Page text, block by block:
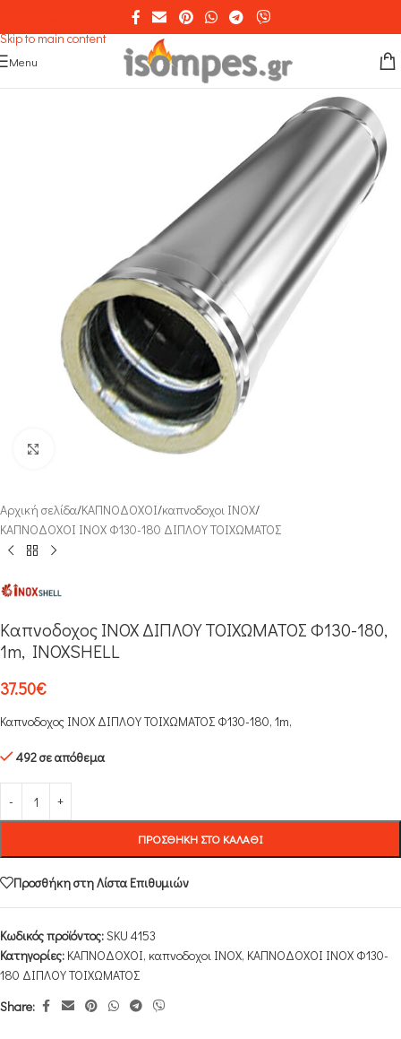
Skip to main content
Menu
Αρχική σελίδα/ΚΑΠΝΟΔΟΧΟΙ/καπνοδοχοι INOX/
ΚΑΠΝΟΔΟΧΟΙ ΙΝΟΧ Φ130-180 ΔΙΠΛΟΥ ΤΟΙΧΩΜΑΤΟΣ
Καπνοδοχος INOX ΔΙΠΛΟΥ ΤΟΙΧΩΜΑΤΟΣ Φ130-180,
1m, INOXSHELL
37.50€
Καπνοδοχος INOX ΔΙΠΛΟΥ ΤΟΙΧΩΜΑΤΟΣ Φ130-180, 1m,
492 σε απόθεμα
ΠΡΟΣΘΉΚΗ ΣΤΟ ΚΑΛΆΘΙ
Προσθήκη στη Λίστα Επιθυμιών
Κωδικός προϊόντος:SKU 4153
Κατηγορίες: ΚΑΠΝΟΔΟΧΟΙ, καπνοδοχοι INOX, ΚΑΠΝΟΔΟΧΟΙ ΙΝΟΧ Φ130-
180 ΔΙΠΛΟΥ ΤΟΙΧΩΜΑΤΟΣ
Share: